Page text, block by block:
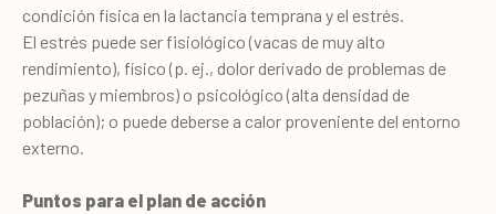
condición física en la lactancia temprana y el estrés.
El estrés puede ser fisiológico (vacas de muy alto
rendimiento), físico (p. ej., dolor derivado de problemas de
pezuñas y miembros) o psicológico (alta densidad de
población); o puede deberse a calor proveniente del entorno
externo.
Puntos para el plan de acción